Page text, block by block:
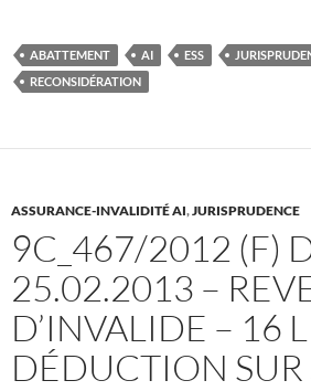
ABATTEMENT AI ESS
RECONSIDÉRATION
ASSURANCE-INVALIDITÉ AI,JURISPRUDENCE
9C_467/2012 (F)
25.02.2013 –
D’INVALIDE – 16
DÉDUCTION SUR